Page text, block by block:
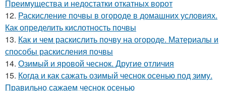
Преимущества и недостатки откатных ворот
12. Раскисление почвы в огороде в домашних условиях.
Как определить кислотность почвы
13. Как и чем раскислить почву на огороде. Материалы и
способы раскисления почвы
14. Озимый и яровой чеснок. Другие отличия
15. Когда и как сажать озимый чеснок осенью под зиму.
Правильно сажаем чеснок осенью